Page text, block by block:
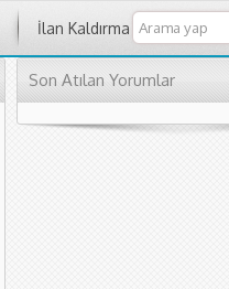
İlan Kaldırma
Son Atılan Yorumlar